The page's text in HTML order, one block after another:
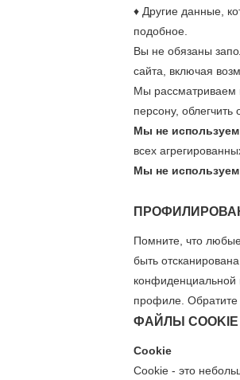
♦ Другие данные,
подобное.
Вы не обязаны
сайта, включая
Мы рассматриваем
персону,
Мы не
всех
Мы не
Помните, что
быть
конфиденциальной
профиле. Обратите
ФАЙЛЫ
Cookie
Cookie - это